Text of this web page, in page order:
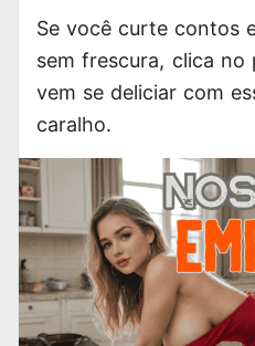
Se você curte contos
sem frescura, clica
vem se deliciar com
caralho.